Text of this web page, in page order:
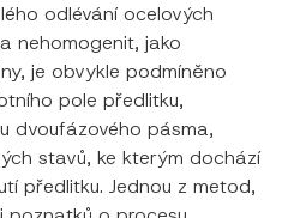
odlévání ocelových
nehomogenit, jako
je obvykle podmíněno
pole předlitku,
dvoufázového pásma,
stavů, ke kterým dochází
předlitku. Jednou z metod,